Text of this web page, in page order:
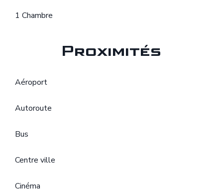
1 Chambre
Proximités
Aéroport
Autoroute
Bus
Centre ville
Cinéma